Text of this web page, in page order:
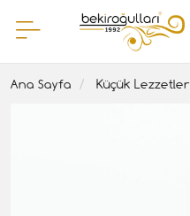
Ana Sayfa Küçük Lezzetler